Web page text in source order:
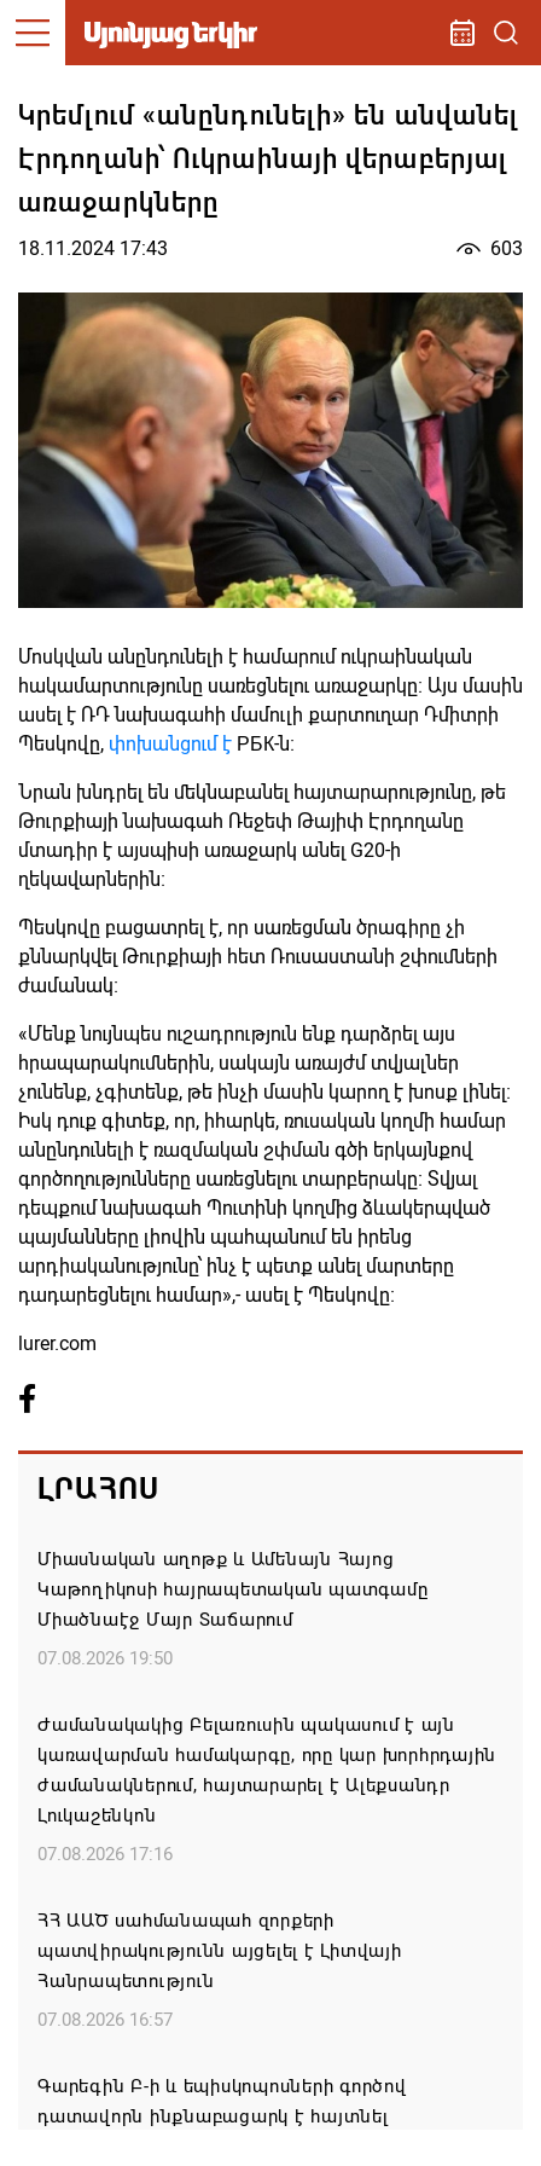
Կրեմլում «անընդունելի» են անվանել
Էրդողանի՝ Ուկրաինայի վերաբերյալ
առաջարկները
18.11.2024 17:43 603
Մոսկվան անընդունելի է համարում ուկրաինական
հակամարտությունը սառեցնելու առաջարկը։ Այս մասին
ասել է ՌԴ նախագահի մամուլի քարտուղար Դմիտրի
Պեսկովը, փոխանցում է РБК-ն։
Նրան խնդրել են մեկնաբանել հայտարարությունը, թե
Թուրքիայի նախագահ Ռեջեփ Թայիփ Էրդողանը
մտադիր է այսպիսի առաջարկ անել G20-ի
ղեկավարներին։
Պեսկովը բացատրել է, որ սառեցման ծրագիրը չի
քննարկվել Թուրքիայի հետ Ռուսաստանի շփումների
ժամանակ։
«Մենք նույնպես ուշադրություն ենք դարձրել այս
հրապարակումներին, սակայն առայժմ տվյալներ
չունենք, չգիտենք, թե ինչի մասին կարող է խոսք լինել։
Իսկ դուք գիտեք, որ, իհարկե, ռուսական կողմի համար
անընդունելի է ռազմական շփման գծի երկայնքով
գործողությունները սառեցնելու տարբերակը։ Տվյալ
դեպքում նախագահ Պուտինի կողմից ձևակերպված
պայմանները լիովին պահպանում են իրենց
արդիականությունը՝ ինչ է պետք անել մարտերը
դադարեցնելու համար»,- ասել է Պեսկովը։
lurer.com
ԼՐԱՀՈՍ
Միասնական աղոթք և Ամենայն Հայոց
Կաթողիկոսի հայրապետական պատգամը
Միածնաէջ Մայր Տաճարում
07.08.2026 19:50
Ժամանակակից Բելառուսին պակասում է այն
կառավարման համակարգը, որը կար խորհրդային
ժամանակներում, հայտարարել է Ալեքսանդր
Լուկաշենկոն
07.08.2026 17:16
ՀՀ ԱԱԾ սահմանապահ զորքերի
պատվիրակությունն այցելել է Լիտվայի
Հանրապետություն
07.08.2026 16:57
Գարեգին Բ-ի և եպիսկոպոսների գործով
դատավորն ինքնաբացարկ է հայտնել